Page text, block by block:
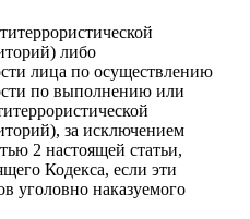
либо
лица по осуществлению
по выполнению или
за исключением
2 настоящей статьи,
Кодекса, если эти
уголовно наказуемого